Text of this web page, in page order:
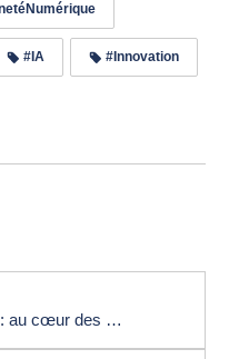
#IA #Innovation
Jeanne-Elsa Chéry : au cœur des récits féminins qui réinventent la Caraïbe contemporaine